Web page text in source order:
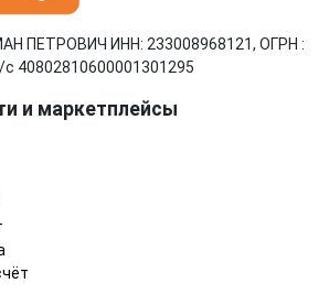
ПЕТРОВИЧ ИНН: 233008968121, ОГРН :
40802810600001301295
и маркетплейсы